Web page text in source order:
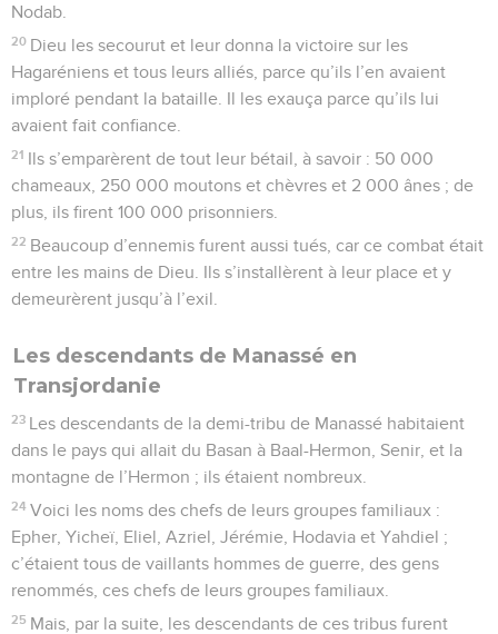
Nodab.
20 Dieu les secourut et leur donna la victoire sur les
Hagaréniens et tous leurs alliés, parce qu’ils l’en avaient
imploré pendant la bataille. Il les exauça parce qu’ils lui
avaient fait confiance.
21 Ils s’emparèrent de tout leur bétail, à savoir : 50 000
chameaux, 250 000 moutons et chèvres et 2 000 ânes ; de
plus, ils firent 100 000 prisonniers.
22 Beaucoup d’ennemis furent aussi tués, car ce combat était
entre les mains de Dieu. Ils s’installèrent à leur place et y
demeurèrent jusqu’à l’exil.
Les descendants de Manassé en
Transjordanie
23 Les descendants de la demi-tribu de Manassé habitaient
dans le pays qui allait du Basan à Baal-Hermon, Senir, et la
montagne de l’Hermon ; ils étaient nombreux.
24 Voici les noms des chefs de leurs groupes familiaux :
Epher, Yicheï, Eliel, Azriel, Jérémie, Hodavia et Yahdiel ;
c’étaient tous de vaillants hommes de guerre, des gens
renommés, ces chefs de leurs groupes familiaux.
25 Mais, par la suite, les descendants de ces tribus furent